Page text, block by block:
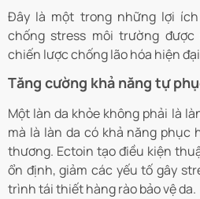
Đây là một trong những lợi
chống stress môi trường
chiến lược chống lão hóa hiện
Tăng cường khả năng tự
Một làn da khỏe không phải là
mà là làn da có khả năng phục
thương. Ectoin tạo điều kiện
ổn định, giảm các yếu tố gây
trình tái thiết hàng rào bảo vệ da.